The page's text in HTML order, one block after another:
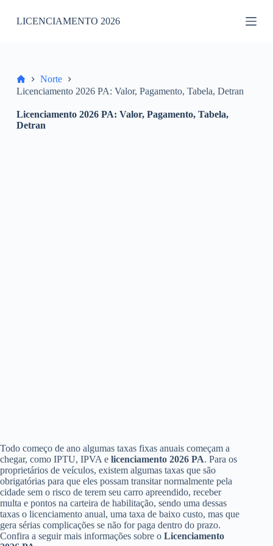
u
o
o
LICENCIAMENTO 2026
HomeNorte
Licenciamento 2026 PA: Valor, Pagamento, Tabela, Detran
Licenciamento 2026 PA: Valor, Pagamento, Tabela,
Detran
Todo começo de ano algumas taxas fixas anuais começam a
chegar, como IPTU, IPVA e licenciamento 2026 PA. Para os
proprietários de veículos, existem algumas taxas que são
obrigatórias para que eles possam transitar normalmente pela
cidade sem o risco de terem seu carro apreendido, receber
multa e pontos na carteira de habilitação, sendo uma dessas
taxas o licenciamento anual, uma taxa de baixo custo, mas que
gera sérias complicações se não for paga dentro do prazo.
Confira a seguir mais informações sobre o Licenciamento